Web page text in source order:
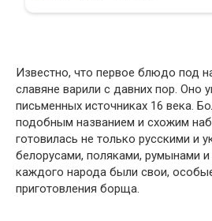
Известно, что первое блюдо под
славяне варили с давних пор. Оно
письменных источниках 16 века.
подобным названием и схожим
готовилась не только русскими и
белорусами, поляками, румынами
каждого народа были свои,
приготовления борща.